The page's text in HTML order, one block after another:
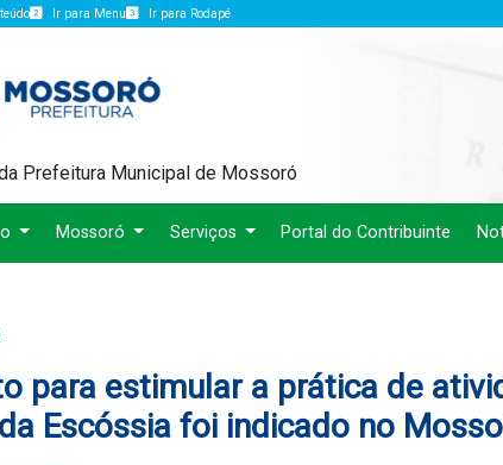
Ir para Menu Ir para Rodapé
Prefeitura Municipal de Mossoró
Mossoró Serviços Portal do Contribuinte
para estimular a prática de
Escóssia foi indicado no